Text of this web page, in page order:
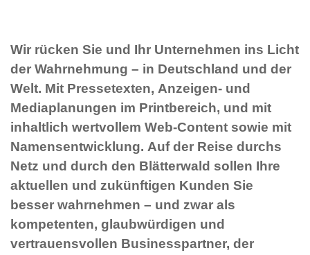
Wir rücken Sie und Ihr Unternehmen ins Licht
der Wahrnehmung – in Deutschland und der
Welt. Mit Pressetexten, Anzeigen- und
Mediaplanungen im Printbereich, und mit
inhaltlich wertvollem Web-Content sowie mit
Namensentwicklung. Auf der Reise durchs
Netz und durch den Blätterwald sollen Ihre
aktuellen und zukünftigen Kunden Sie
besser wahrnehmen – und zwar als
kompetenten, glaubwürdigen und
vertrauensvollen Businesspartner, der